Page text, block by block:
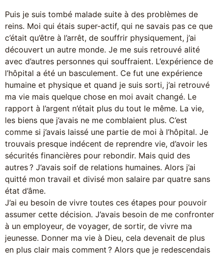
Puis je suis tombé malade suite à des problèmes de
reins. Moi qui étais super-actif, qui ne savais pas ce que
c’était qu’être à l’arrêt, de souffrir physiquement, j’ai
découvert un autre monde. Je me suis retrouvé alité
avec d’autres personnes qui souffraient. L’expérience de
l’hôpital a été un basculement. Ce fut une expérience
humaine et physique et quand je suis sorti, j’ai retrouvé
ma vie mais quelque chose en moi avait changé. Le
rapport à l’argent n’était plus du tout le même. La vie,
les biens que j’avais ne me comblaient plus. C’est
comme si j’avais laissé une partie de moi à l’hôpital. Je
trouvais presque indécent de reprendre vie, d’avoir les
sécurités financières pour rebondir. Mais quid des
autres ? J’avais soif de relations humaines. Alors j’ai
quitté mon travail et divisé mon salaire par quatre sans
état d’âme.
J’ai eu besoin de vivre toutes ces étapes pour pouvoir
assumer cette décision. J’avais besoin de me confronter
à un employeur, de voyager, de sortir, de vivre ma
jeunesse. Donner ma vie à Dieu, cela devenait de plus
en plus clair mais comment ? Alors que je redescendais